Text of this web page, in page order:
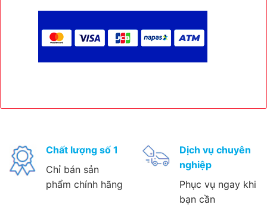
Chất lượng số 1
Chỉ bán sản
phẩm chính hãng
Dịch vụ chuyên
nghiệp
Phục vụ ngay khi
bạn cần